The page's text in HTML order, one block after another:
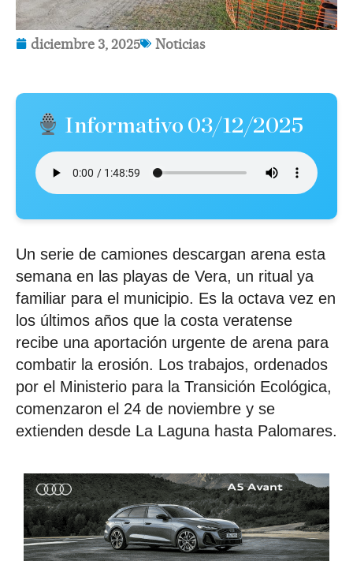
diciembre 3, 2025 Noticias
Informativo 03/12/2025
Un serie de camiones descargan arena esta
semana en las playas de Vera, un ritual ya
familiar para el municipio. Es la octava vez en
los últimos años que la costa veratense
recibe una aportación urgente de arena para
combatir la erosión. Los trabajos, ordenados
por el Ministerio para la Transición Ecológica,
comenzaron el 24 de noviembre y se
extienden desde La Laguna hasta Palomares.